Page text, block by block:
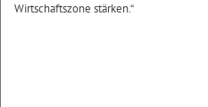
Wirtschaftszone stärken.“